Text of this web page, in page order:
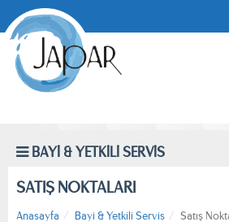
BAYİ & YETKİLİ SERVİS
SATIŞ NOKTALARI
Anasayfa Bayi & Yetkili Servis Satış